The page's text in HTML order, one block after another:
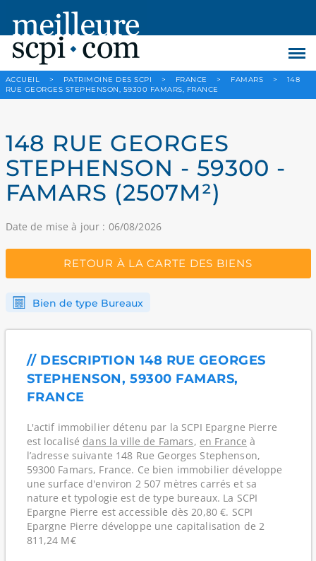
ACCUEIL > PATRIMOINE DES SCPI > FRANCE > FAMARS >
148
RUE GEORGES STEPHENSON, 59300 FAMARS, FRANCE
148 RUE GEORGES
STEPHENSON - 59300 -
FAMARS (2507M²)
Date de mise à jour : 06/08/2026
RETOUR À LA CARTE DES BIENS
Bien de type Bureaux
// DESCRIPTION 148 RUE GEORGES
STEPHENSON, 59300 FAMARS,
FRANCE
L'actif immobilier détenu par la SCPI Epargne Pierre
est localisé dans la ville de Famars, en France à
l’adresse suivante 148 Rue Georges Stephenson,
59300 Famars, France. Ce bien immobilier développe
une surface d'environ 2 507 mètres carrés et sa
nature et typologie est de type bureaux. La SCPI
Epargne Pierre est accessible dès 20,80 €. SCPI
Epargne Pierre développe une capitalisation de 2
811,24 M€